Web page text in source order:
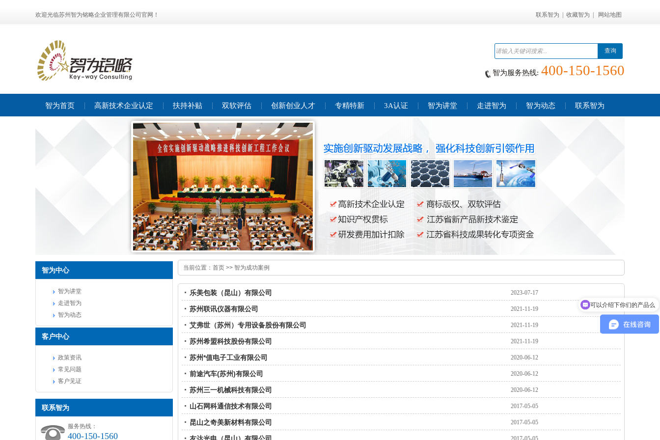
联系智为 收藏智为 网站地图
欢迎光临苏州智为铭略企业管理有限公司官网！
查询
智为服务热线: 400-150-1560
智为首页 高新技术企业认定 扶持补贴 双软评估 创新创业人才 专精特新 3A认证 智为讲堂 走进智为 智为动态 联系智为
智为中心
智为讲堂
走进智为
智为动态
客户中心
政策资讯
常见问题
客户见证
联系智为
服务热线：
400-150-1560
当前位置： 首页 >> 智为成功案例
乐美包装（昆山）有限公司 2023-07-17
苏州联讯仪器有限公司 2021-11-19
艾弗世（苏州）专用设备股份有限公司 2021-11-19
苏州希盟科技股份有限公司 2021-11-19
苏州*值电子工业有限公司 2020-06-12
前途汽车(苏州)有限公司 2020-06-12
苏州三一机械科技有限公司 2020-06-12
山石网科通信技术有限公司 2017-05-05
昆山之奇美新材料有限公司 2017-05-05
2017-05-05
可以介绍下你们的产品么